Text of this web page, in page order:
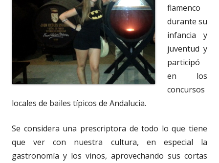
flamenco
durante su
infancia y
juventud y
participó
en los
concursos
locales de bailes típicos de Andalucia.
Se considera una prescriptora de todo lo que tiene
que ver con nuestra cultura, en especial la
gastronomía y los vinos, aprovechando sus cortas